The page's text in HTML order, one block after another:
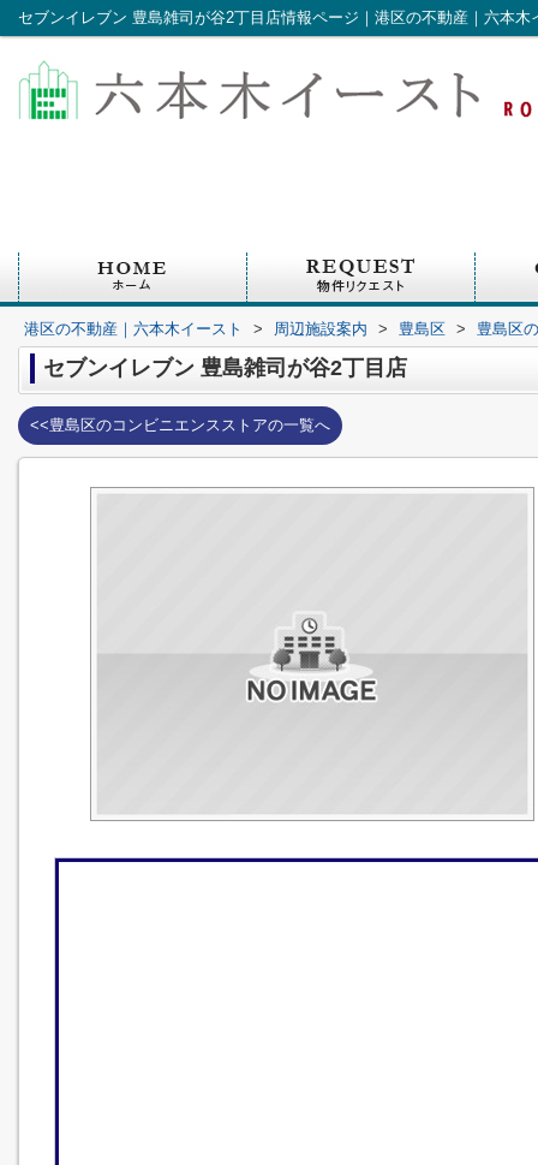
セブンイレブン 豊島雑司が谷2丁目店情報ページ｜港区の不動産｜六本木
港区の不動産｜六本木イースト > 周辺施設案内 > 豊島区 > 豊島区
セブンイレブン 豊島雑司が谷2丁目店
<<豊島区のコンビニエンスストアの一覧へ